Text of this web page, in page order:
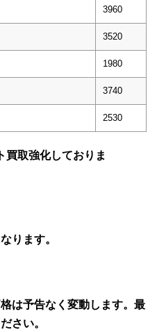
3960
3520
1980
3740
2530
買取強化しておりま
ります。
は予告なく変動します。最
さい。